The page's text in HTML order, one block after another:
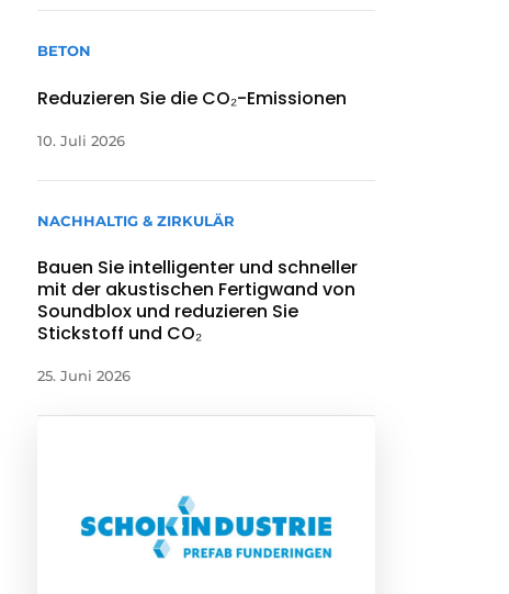
BETON
Reduzieren Sie die CO₂-Emissionen
10. Juli 2026
NACHHALTIG & ZIRKULÄR
Bauen Sie intelligenter und schneller
mit der akustischen Fertigwand von
Soundblox und reduzieren Sie
Stickstoff und CO₂
25. Juni 2026